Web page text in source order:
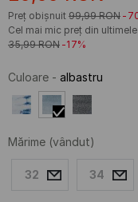
Preț obișnuit 99,99 RON -
Cel mai mic preț din
35,99 RON -17%
Culoare - albastru
Mărime (vândut)
32 34